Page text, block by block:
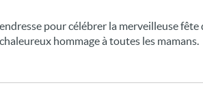
pour célébrer la merveilleuse
hommage à toutes les mamans.